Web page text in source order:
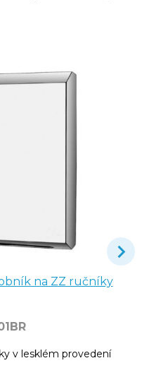
na ZZ ručníky
v lesklém provedení